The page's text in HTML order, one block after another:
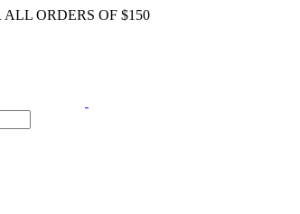
ALL ORDERS OF $150